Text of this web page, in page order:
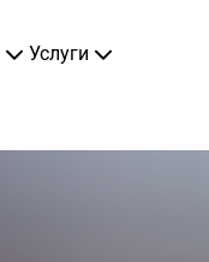
Услуги